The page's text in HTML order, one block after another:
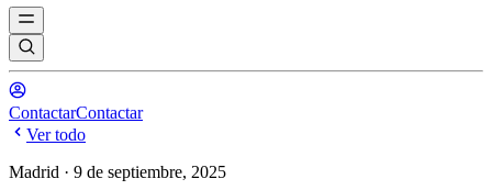
ContactarContactar
Ver todo
Madrid · 9 de septiembre, 2025